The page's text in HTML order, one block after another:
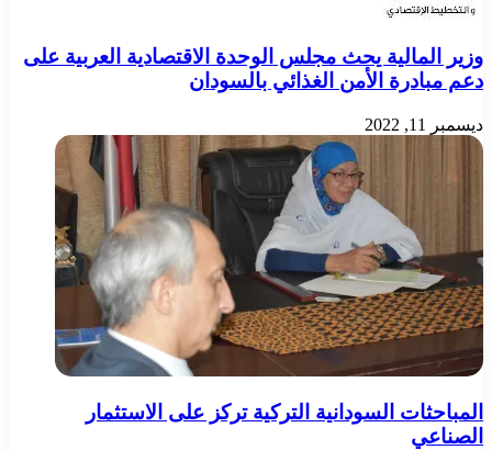
وزير المالية يحث مجلس الوحدة الاقتصادية العربية على
دعم مبادرة الأمن الغذائي بالسودان
ديسمبر 11, 2022
المباحثات السودانية التركية تركز على الاستثمار
الصناعي